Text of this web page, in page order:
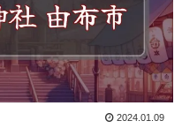
2024.01.09